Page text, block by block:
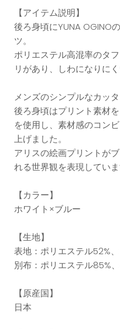
【アイテム説明】
後ろ身頃にYUNA OGINO
ツ。
ポリエステル高混率のタ
リがあり、しわになりに
メンズのシンプルなカッ
後ろ身頃はプリント素材
を使用し、素材感のコン
上げました。
アリスの絵画プリントが
れる世界観を表現していま
【カラー】
ホワイト×ブルー
【生地】
表地：ポリエステル52%
別布：ポリエステル85%
【原産国】
日本